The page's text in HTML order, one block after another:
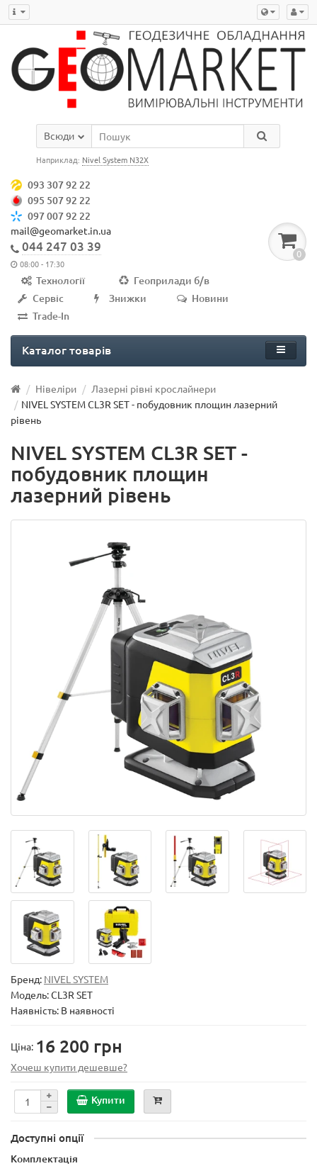
Всюди
Наприклад: Nivel System N32X
093 307 92 22
095 507 92 22
097 007 92 22
mail@geomarket.in.ua
044 247 03 39
08:00 - 17:30
0
Технології
Геоприлади б/в
Сервіс
Знижки
Новини
Trade-In
Каталог товарів
Нівеліри
Лазерні рівні крослайнери
NIVEL SYSTEM CL3R SET - побудовник площин лазерний
рівень
NIVEL SYSTEM CL3R SET -
побудовник площин
лазерний рівень
Бренд: NIVEL SYSTEM
Модель:CL3R SET
Наявність: В наявності
Ціна: 16 200 грн
Хочеш купити дешевше?
Купити
Доступні опції
Комплектація